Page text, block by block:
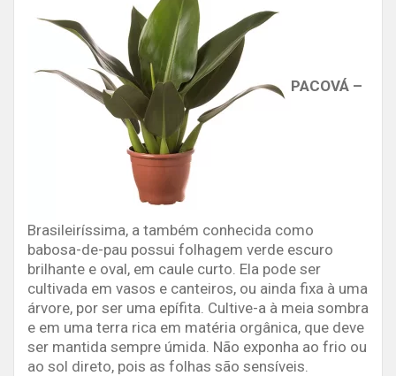
PACOVÁ –
Brasileiríssima, a também conhecida como
babosa-de-pau possui folhagem verde escuro
brilhante e oval, em caule curto. Ela pode ser
cultivada em vasos e canteiros, ou ainda fixa à uma
árvore, por ser uma epífita. Cultive-a à meia sombra
e em uma terra rica em matéria orgânica, que deve
ser mantida sempre úmida. Não exponha ao frio ou
ao sol direto, pois as folhas são sensíveis.